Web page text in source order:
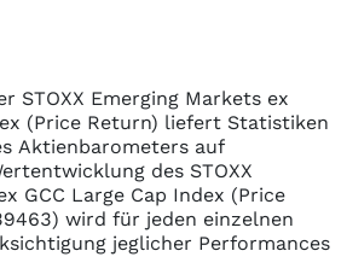
STOXX Emerging Markets ex
(Price Return) liefert Statistiken
Aktienbarometers auf
des STOXX
GCC Large Cap Index (Price
wird für jeden einzelnen
jeglicher Performances